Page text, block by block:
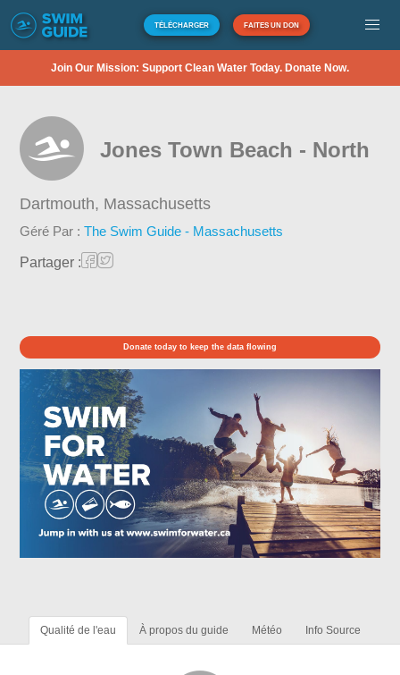
TÉLÉCHARGER FAITES UN DON
Join Our Mission: Support Clean Water Today. Donate Now.
Jones Town Beach - North
Dartmouth, Massachusetts
Géré Par :The Swim Guide - Massachusetts
Partager :
Donate today to keep the data flowing
Qualité de l'eau À propos du guide Météo Info Source